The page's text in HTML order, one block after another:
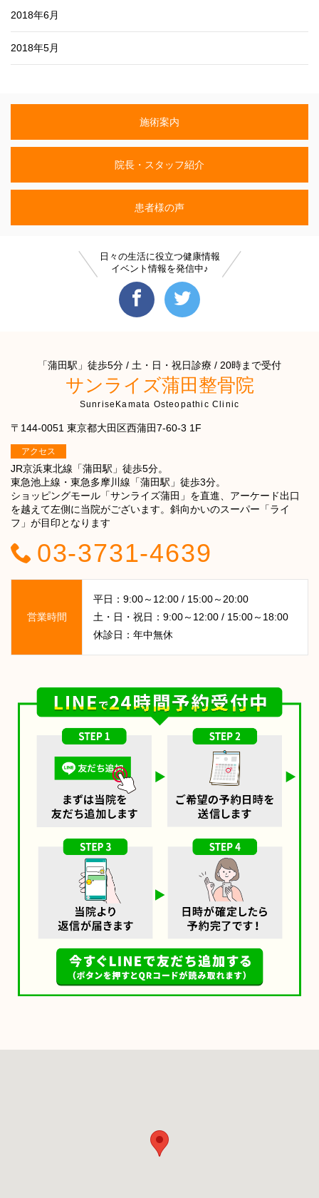
2018年6月
2018年5月
施術案内
院長・スタッフ紹介
患者様の声
日々の生活に役立つ健康情報
イベント情報を発信中♪
「蒲田駅」徒歩5分 / 土・日・祝日診療 / 20時まで受付
サンライズ蒲田整骨院
SunriseKamata Osteopathic Clinic
〒144-0051 東京都大田区西蒲田7-60-3 1F
アクセス
JR京浜東北線「蒲田駅」徒歩5分。
東急池上線・東急多摩川線「蒲田駅」徒歩3分。
ショッピングモール「サンライズ蒲田」を直進、アーケード出口
を越えて左側に当院がございます。斜向かいのスーパー「ライ
フ」が目印となります
03-3731-4639
営業時間
平日：9:00～12:00 / 15:00～20:00
土・日・祝日：9:00～12:00 / 15:00～18:00
休診日：年中無休